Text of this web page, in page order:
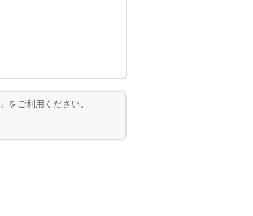
」をご利用ください。